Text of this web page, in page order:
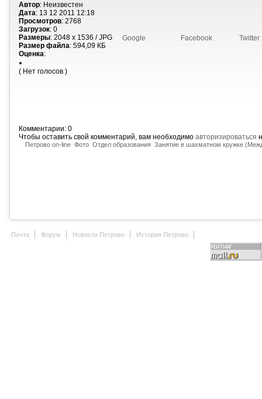
Автор: Неизвестен
Дата: 13 12 2011 12:18
Просмотров: 2768
Загрузок: 0
Размеры: 2048 x 1536 / JPG
Размер файла: 594,09 КБ
Оценка:
( Нет голосов )
Google Facebook Twitter
Комментарии: 0
Чтобы оставить свой комментарий, вам необходимо авторизироваться
Петрово on-line Фото Отдел образования Занятие в шахматном кружке
Почта Форум Новости Петрово История Петрово